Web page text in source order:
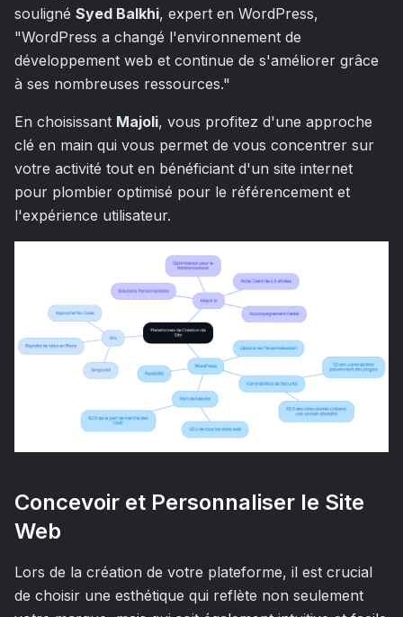
souligné Syed Balkhi, expert en WordPress,
"WordPress a changé l'environnement de
développement web et continue de s'améliorer grâce
à ses nombreuses ressources."
En choisissant Majoli, vous profitez d'une approche
clé en main qui vous permet de vous concentrer sur
votre activité tout en bénéficiant d'un site internet
pour plombier optimisé pour le référencement et
l'expérience utilisateur.
Concevoir et Personnaliser le Site
Web
Lors de la création de votre plateforme, il est crucial
de choisir une esthétique qui reflète non seulement